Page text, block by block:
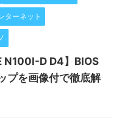
ターネット
N100I-D D4】BIOS
プを画像付で徹底解